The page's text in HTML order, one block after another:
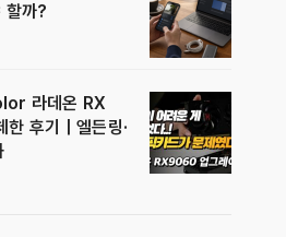
할까?
라데온 RX
후기｜엘든링·